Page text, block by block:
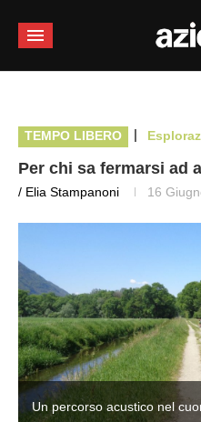
TEMPO LIBERO |
Per chi sa fermarsi ad
/ Elia Stampanoni 16
Un percorso acustico nel